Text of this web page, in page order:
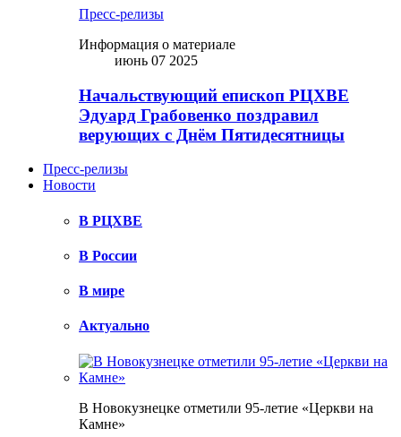
Пресс-релизы
Информация о материале
июнь 07 2025
Начальствующий епископ РЦХВЕ
Эдуард Грабовенко поздравил
верующих с Днём Пятидесятницы
Пресс-релизы
Новости
В РЦХВЕ
В России
В мире
Актуально
В Новокузнецке отметили 95-летие «Церкви на
Камне»